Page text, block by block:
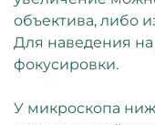
объектива, либо
Для наведения на
фокусировки.
У микроскопа